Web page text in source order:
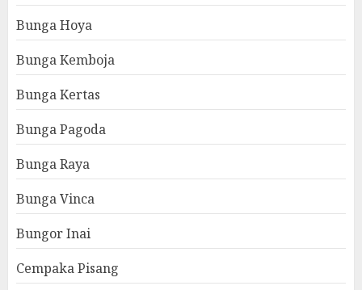
Bunga Hoya
Bunga Kemboja
Bunga Kertas
Bunga Pagoda
Bunga Raya
Bunga Vinca
Bungor Inai
Cempaka Pisang